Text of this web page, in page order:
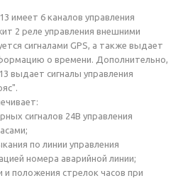
имеет 6 каналов управления
2 реле управления внешними
сигналами GPS, а также выдает
о времени. Дополнительно,
выдает сигналы управления
сигналов 24В управления
по линии управления
номера аварийной линии;
положения стрелок часов при